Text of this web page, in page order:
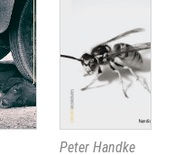
Peter Handke